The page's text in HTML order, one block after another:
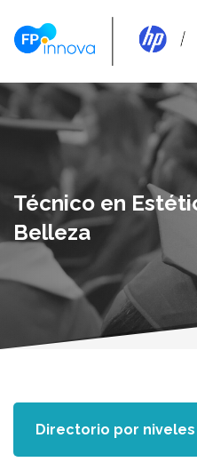
Técnico en
Belleza